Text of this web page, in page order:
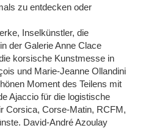
zu entdecken oder
Inselkünstler, die
der Galerie Anne Clace
korsische Kunstmesse in
und Marie-Jeanne Ollandini
Moment des Teilens mit
Ajaccio für die logistische
Corsica, Corse-Matin, RCFM,
David-André Azoulay